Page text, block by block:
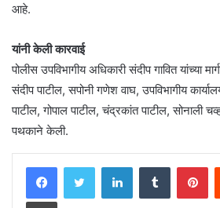
आहे.
यांनी केली कारवाई
पोलीस उपविभागीय अधिकारी संदीप गावित यांच्या
संदीप पाटील, सपोनी गणेश वाघ, उपविभागीय
पाटील, गोपाल पाटील, चंद्रकांत पाटील, सोनाली
पथकाने केली.
LinkedInTumblr
Print